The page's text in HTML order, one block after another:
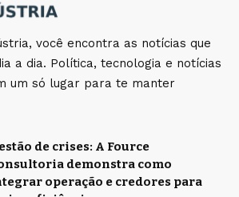
você encontra as notícias que
a dia. Política, tecnologia e notícias
um só lugar para te manter
de crises: A Fource
demonstra como
operação e credores para